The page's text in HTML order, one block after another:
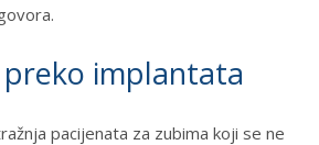
preko implantata
pacijenata za zubima koji se ne